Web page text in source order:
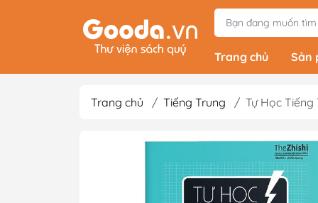
Trang chủ
Sản
Light Novels -
Giả Tưởng - Kinh
Thám
Trang chủ / Tiếng Trung / Tự Học